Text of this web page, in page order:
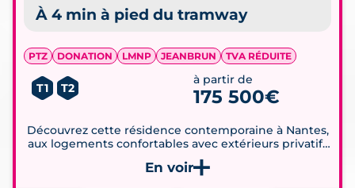
À 4 min à pied du tramway
PTZ DONATION LMNP JEANBRUN TVA RÉDUITE
T1 T2
à partir de
175 500€
Découvrez cette résidence contemporaine à Nantes,
aux logements confortables avec extérieurs privatifs
et cuisines équipées.